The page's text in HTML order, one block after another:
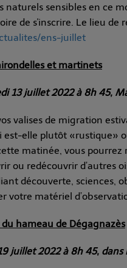
naturels sensibles en ce
de s'inscrire. Le lieu de
ens-juillet
et martinets
13 juillet 2022 à 8h 45,
valises de migration
est-elle plutôt «rustique»
matinée, vous pourrez
ou redécouvrir d’autres
découverte, sciences,
votre matériel
hameau de Dégagnazès
juillet 2022 à 8h 45,